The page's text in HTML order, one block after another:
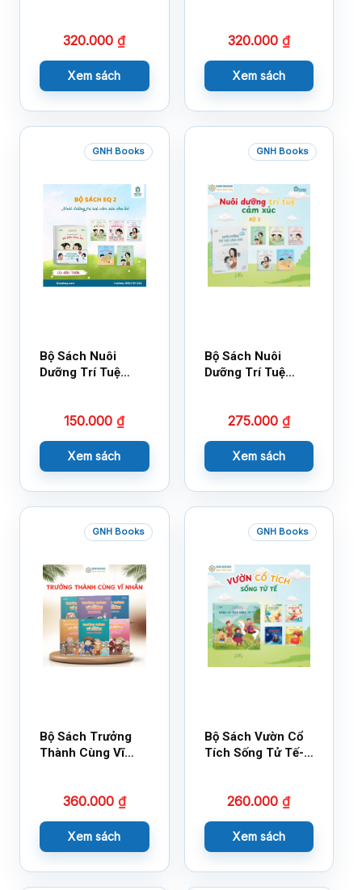
320.000₫
Xem sách
320.000 ₫
Xem sách
GNH Books
Bộ Sách Nuôi
Dưỡng Trí Tuệ
150.000₫
Xem sách
GNH Books
Bộ Sách Nuôi
Dưỡng Trí Tuệ
275.000 ₫
Xem sách
GNH Books
Bộ Sách Trưởng
Thành Cùng Vĩ
360.000 ₫
Xem sách
GNH Books
Bộ Sách Vườn Cổ
Tích Sống Tử Tế-
260.000₫
Xem sách